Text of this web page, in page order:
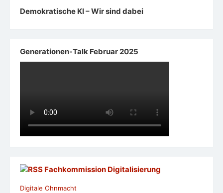
Demokratische KI – Wir sind dabei
Generationen-Talk Februar 2025
Fachkommission Digitalisierung
Digitale Ohnmacht